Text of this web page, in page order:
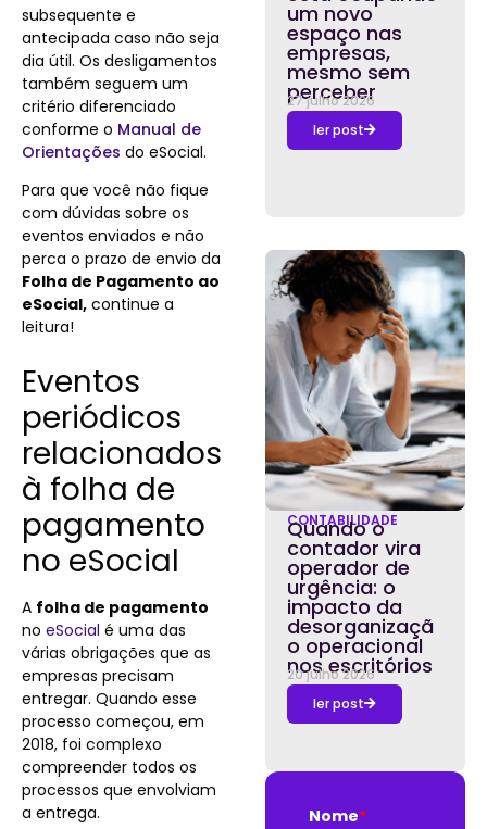
subsequente e
antecipada caso não seja
dia útil. Os desligamentos
também seguem um
critério diferenciado
conforme o Manual de
Orientações do eSocial.
Para que você não fique
com dúvidas sobre os
eventos enviados e não
perca o prazo de envio da
Folha de Pagamento ao
eSocial, continue a
leitura!
Eventos
periódicos
relacionados
à folha de
pagamento
no eSocial
A folha de pagamento
no eSocial é uma das
várias obrigações que as
empresas precisam
entregar. Quando esse
processo começou, em
2018, foi complexo
compreender todos os
processos que envolviam
a entrega.
um novo
espaço nas
empresas,
mesmo sem
perceber
27 julho 2026
ler post
CONTABILIDADE
Quando o
contador vira
operador de
urgência: o
impacto da
desorganizaçã
o operacional
nos escritórios
20 julho 2026
ler post
Nome*